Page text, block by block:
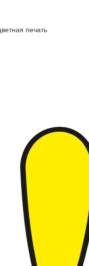
печать